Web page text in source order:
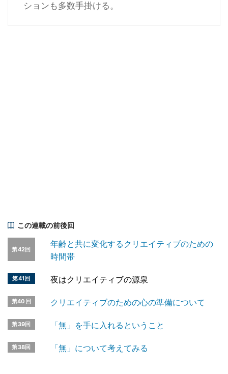
ションも多数手掛ける。
この連載の前後回
第42回
年齢と共に変化するクリエイティブのための
時間帯
第41回 夜はクリエイティブの源泉
第40回 クリエイティブのための心の準備について
第39回 「無」を手に入れるということ
第38回 「無」について考えてみる